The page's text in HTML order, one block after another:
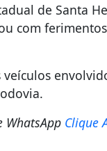
de Santa
com
veículos
WhatsApp Clique